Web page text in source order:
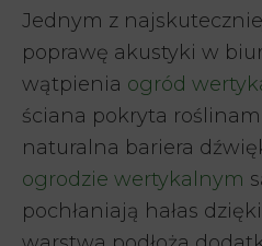
Jednym z
poprawę akustyki w
wątpienia ogród
ściana pokryta
naturalna bariera
ogrodzie wertykalnym
pochłaniają hałas